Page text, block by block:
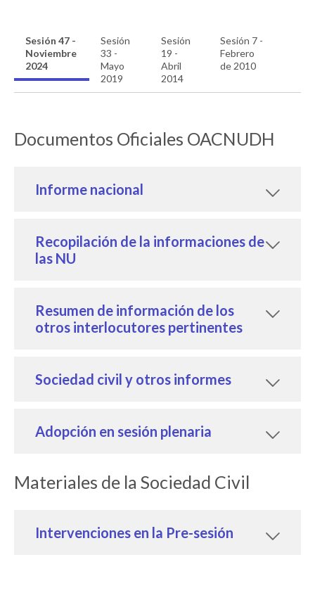
Sesión 47 -
Noviembre
2024
Sesión
33 -
Mayo
2019
Sesión
19 -
Abril
2014
Sesión 7 -
Febrero
de 2010
Documentos Oficiales OACNUDH
Informe nacional
Recopilación de la informaciones de
las NU
Resumen de información de los
otros interlocutores pertinentes
Sociedad civil y otros informes
Adopción en sesión plenaria
Materiales de la Sociedad Civil
Intervenciones en la Pre-sesión